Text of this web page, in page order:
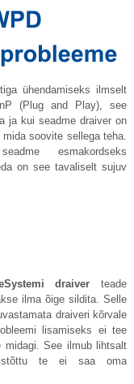
ühendamiseks ilmselt
(Plug and Play), see
ja kui seadme draiver on
soovite sellega teha.
esmakordseks
on see tavaliselt sujuv
draiver teade
ilma õige sildita. Selle
draiveri kõrvale
lisamiseks ei tee
midagi. See ilmub lihtsalt
te ei saa oma